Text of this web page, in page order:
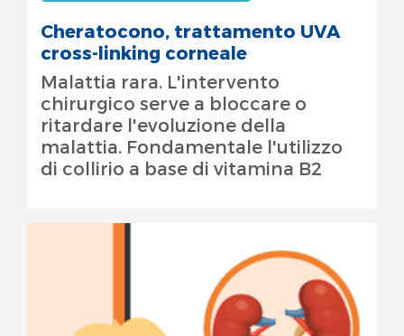
Cheratocono, trattamento UVA
cross-linking corneale
Malattia rara. L'intervento
chirurgico serve a bloccare o
ritardare l'evoluzione della
malattia. Fondamentale l'utilizzo
di collirio a base di vitamina B2